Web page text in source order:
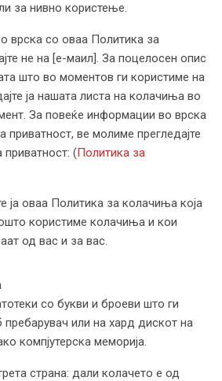
за нивно користење.
врска со оваа Политика за
не на [е-маил]. За поцелосен опис
што во моментов ги користиме на
ја нашата листа на колачиња во
За повеќе информации во врска
приватност, ве молиме прегледајте
приватност: (Политика за
ја оваа Политика за колачиња која
користиме колачиња и кои
од вас и за вас.
со букви и броеви што ги
или на хард дискот на
компјутерска меморија.
страна: дали колачето е од